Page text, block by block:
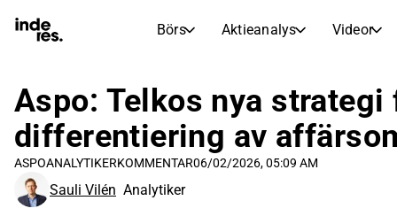
Börs Aktieanalys Videor
Börs
Morgonrapport
Aktieanalys
Artiklar
Transkriptioner
Aktiejämförelse
Earnings Season
Aspo: Telkos nya
differentiering av
ASPOANALYTIKERKOMMENTAR06/02/2026, 05:09 AM
Sauli Vilén Analytiker